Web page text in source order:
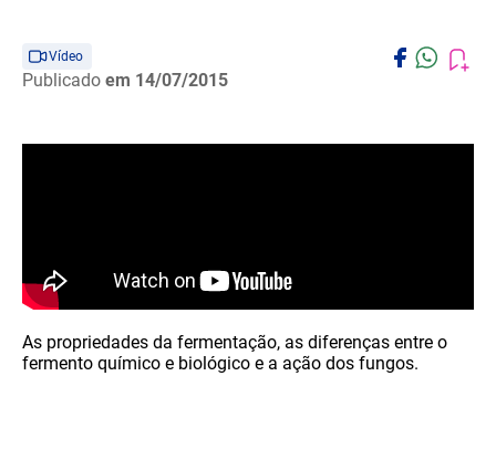
Vídeo
Publicado em 14/07/2015
As propriedades da fermentação, as diferenças entre o
fermento químico e biológico e a ação dos fungos.